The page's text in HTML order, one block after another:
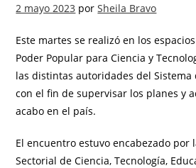
2 mayo 2023 porSheila Bravo
Este martes se realizó en los
Poder Popular para Ciencia y
las distintas autoridades del Sistema
con el fin de supervisar los planes y
acabo en el país.
El encuentro estuvo encabezado por
Sectorial de Ciencia, Tecnología,